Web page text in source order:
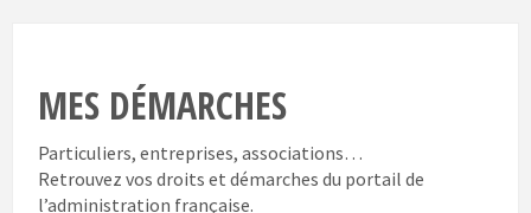
MES DÉMARCHES
Particuliers, entreprises, associations…
Retrouvez vos droits et démarches du portail de
l’administration française.